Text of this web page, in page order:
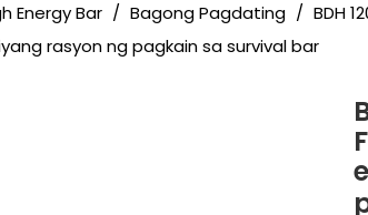
Energy Bar / Bagong Pagdating / BDH
rasyon ng pagkain sa survival bar